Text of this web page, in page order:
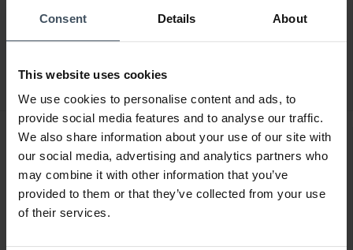
Consent Details About
This website uses cookies
We use cookies to personalise content and ads, to
provide social media features and to analyse our traffic.
We also share information about your use of our site with
our social media, advertising and analytics partners who
may combine it with other information that you’ve
provided to them or that they’ve collected from your use
of their services.
Sole Stelle e Luna -
799183C00